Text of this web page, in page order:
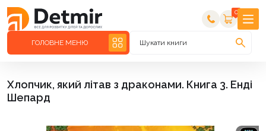
0
ГОЛОВНЕ МЕНЮ Шукати книги
Хлопчик, який літав з драконами. Книга 3. Енді
Шепард